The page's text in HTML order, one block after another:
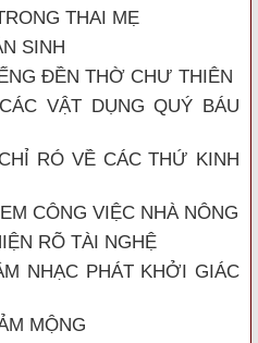
THAI MẸ
SINH
ĐỀN THỜ CHƯ THIÊN
VẬT DỤNG QUÝ BÁU
RÓ VỀ CÁC THỨ KINH
CÔNG VIỆC NHÀ NÔNG
RÕ TÀI NGHỆ
NHẠC PHÁT KHỞI GIÁC
MỘNG